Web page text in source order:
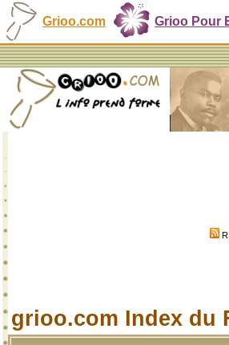
Grioo.com Grioo Pour
grioo.com Index du